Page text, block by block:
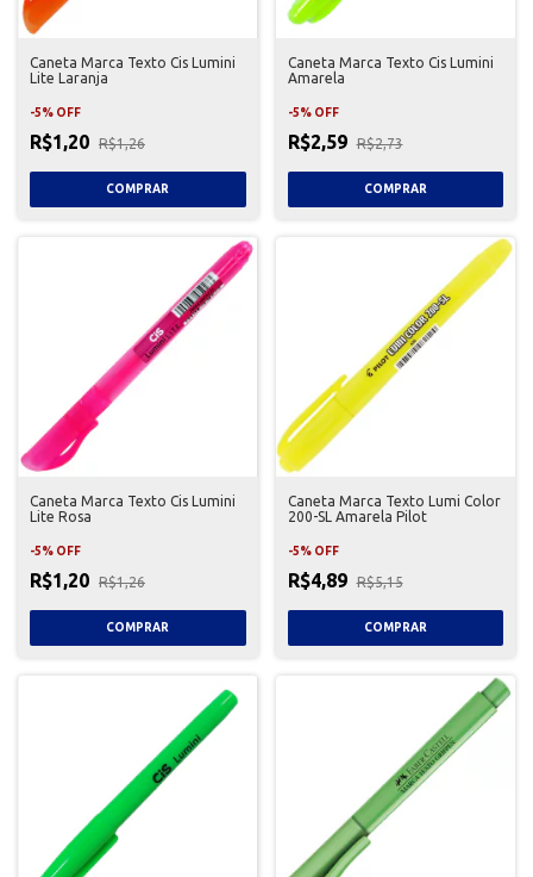
Caneta Marca Texto Cis Lumini
Lite Laranja
-5% OFF
R$1,20 R$1,26
Caneta Marca Texto Cis Lumini
Amarela
-5% OFF
R$2,59 R$2,73
Caneta Marca Texto Cis Lumini
Lite Rosa
-5% OFF
R$1,20 R$1,26
Caneta Marca Texto Lumi Color
200-SL Amarela Pilot
-5% OFF
R$4,89 R$5,15